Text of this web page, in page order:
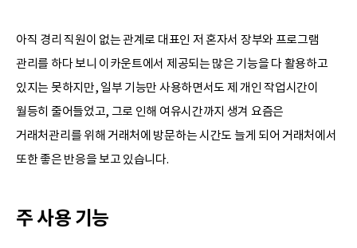
아직 경리 직원이 없는 관계로 대표인 저 혼자서 장부와 프로그램
관리를 하다 보니 이카운트에서 제공되는 많은 기능을 다 활용하고
있지는 못하지만, 일부 기능만 사용하면서도 제 개인 작업시간이
월등히 줄어들었고, 그로 인해 여유시간까지 생겨 요즘은
거래처관리를 위해 거래처에 방문하는 시간도 늘게 되어 거래처에서
또한 좋은 반응을 보고 있습니다.
주 사용 기능